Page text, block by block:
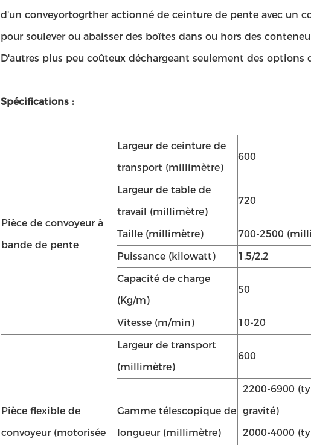
d'un conveyortogrther actionné de ceinture de pente avec un
pour soulever ou abaisser des boîtes dans ou hors des
D'autres plus peu coûteux déchargeant seulement des options
Spécifications :
Pièce de convoyeur à
bande de pente
Largeur de ceinture de
transport (millimètre)
600
Largeur de table de
travail (millimètre)
720
Taille (millimètre)
700-2500
Puissance (kilowatt)
1.5/2.2
Capacité de charge
(Kg/m)
50
Vitesse (m/min) 10-20
Pièce flexible de
convoyeur (motorisée
Largeur de transport
(millimètre)
600
Gamme télescopique de
longueur (millimètre)
2200-6900
gravité)
2000-4000